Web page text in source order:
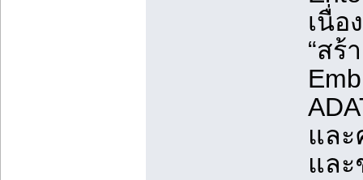
เนื่อ
“สร้
และ
แล